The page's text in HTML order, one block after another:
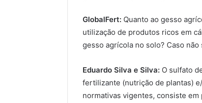
GlobalFert: Quanto ao gesso
utilização de produtos ricos em
gesso agrícola no solo? Caso
Eduardo Silva e Silva: O sulfato
fertilizante (nutrição de plantas)
normativas vigentes, consiste